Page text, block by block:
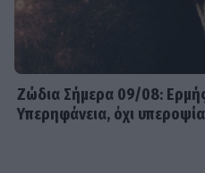
Ζώδια Σήμερα 09/08:
Υπερηφάνεια, όχι υπεροψία